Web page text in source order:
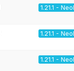
1.21.1 -
1.21.1 -
1.21.1 -